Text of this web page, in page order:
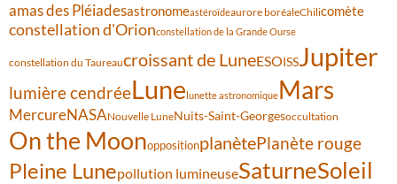
amas des Pléiadesastronomeastéroïdeaurore boréaleChilicomète
constellation d'Orionconstellation de la Grande Ourse
constellation du Taureaucroissant de LuneESOISSJupiter
lumière cendréeLune lunette astronomiqueMars
MercureNASANouvelle LuneNuits-Saint-Georgesoccultation
On the MoonoppositionplanètePlanète rouge
Pleine Lunepollution lumineuseSaturneSoleil